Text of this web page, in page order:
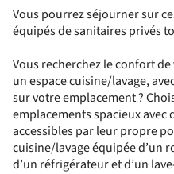
Vous pourrez séjourner sur
équipés de sanitaires privés
Vous recherchez le confort
un espace cuisine/lavage,
sur votre emplacement ?
emplacements spacieux
accessibles par leur propre
cuisine/lavage équipée d’un
d’un réfrigérateur et d’un